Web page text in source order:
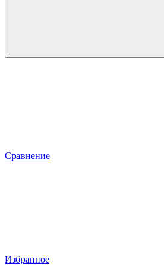
Сравнение
Избранное